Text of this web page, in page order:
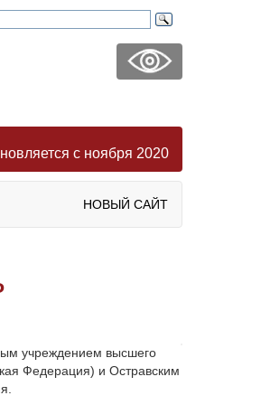
с ноября 2020
НОВЫЙ САЙТ
учреждением высшего
Федерация) и Остравским